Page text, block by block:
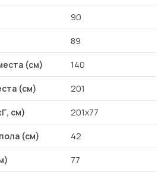
90
89
(см) 140
(см) 201
см) 201х77
(см) 42
77